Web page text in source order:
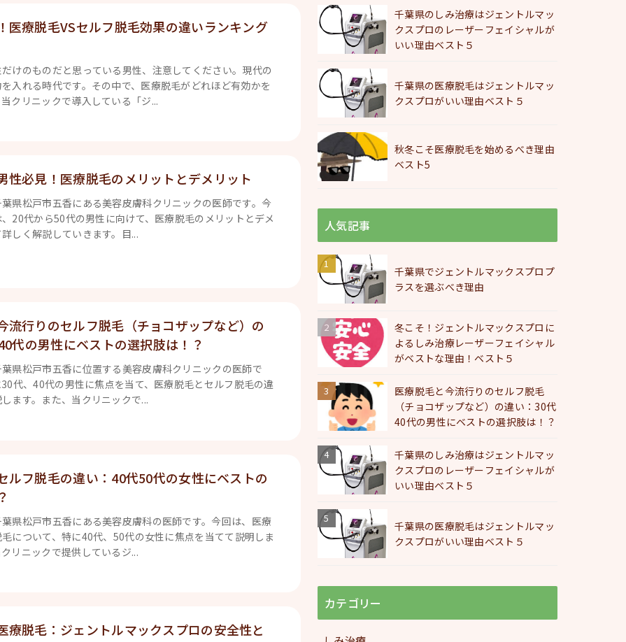
医療脱毛VSセルフ脱毛効果の違いランキング
けのものだと思っている男性、注意してください。現代の
入れる時代です。その中で、医療脱毛がどれほど有効かを
クリニックで導入している「ジ...
性必見！医療脱毛のメリットとデメリット
県松戸市五香にある美容皮膚科クリニックの医師です。今
20代から50代の男性に向けて、医療脱毛のメリットとデメ
しく解説していきます。目...
流行りのセルフ脱毛（チョコザップなど）の
代の男性にベストの選択肢は！？
県松戸市五香に位置する美容皮膚科クリニックの医師で
代、40代の男性に焦点を当て、医療脱毛とセルフ脱毛の違
ます。また、当クリニックで...
ルフ脱毛の違い：40代50代の女性にベストの
県松戸市五香にある美容皮膚科の医師です。今回は、医療
について、特に40代、50代の女性に焦点を当てて説明しま
リニックで提供しているジ...
療脱毛：ジェントルマックスプロの安全性と
千葉県のしみ治療はジェントルマッ
クスプロのレーザーフェイシャルが
いい理由ベスト５
千葉県の医療脱毛はジェントルマッ
クスプロがいい理由ベスト５
秋冬こそ医療脱毛を始めるべき理由
ベスト5
人気記事
千葉県でジェントルマックスプロプ
ラスを選ぶべき理由
冬こそ！ジェントルマックスプロに
よるしみ治療レーザーフェイシャル
がベストな理由！ベスト５
医療脱毛と今流行りのセルフ脱毛
（チョコザップなど）の違い：30代
40代の男性にベストの選択肢は！？
千葉県のしみ治療はジェントルマッ
クスプロのレーザーフェイシャルが
いい理由ベスト５
千葉県の医療脱毛はジェントルマッ
クスプロがいい理由ベスト５
カテゴリー